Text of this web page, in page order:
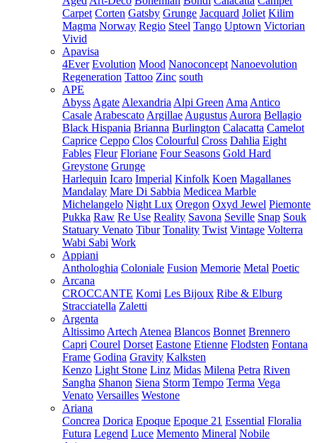
Carpet Corten Gatsby Grunge Jacquard Joliet Kilim
Magma Norway Regio Steel Tango Uptown Victorian
Vivid
Apavisa
4Ever Evolution Mood Nanoconcept Nanoevolution
Regeneration Tattoo Zinc south
APE
Abyss Agate Alexandria Alpi Green Ama Antico
Casale Arabescato Argillae Augustus Aurora Bellagio
Black Hispania Brianna Burlington Calacatta Camelot
Caprice Ceppo Clos Colourful Cross Dahlia Eight
Fables Fleur Floriane Four Seasons Gold Hard
Greystone Grunge
Harlequin Icaro Imperial Kinfolk Koen Magallanes
Mandalay Mare Di Sabbia Medicea Marble
Michelangelo Night Lux Oregon Oxyd Jewel Piemonte
Pukka Raw Re Use Reality Savona Seville Snap Souk
Statuary Venato Tibur Tonality Twist Vintage Volterra
Wabi Sabi Work
Appiani
Anthologhia Coloniale Fusion Memorie Metal Poetic
Arcana
CROCCANTE Komi Les Bijoux Ribe & Elburg
Stracciatella Zaletti
Argenta
Altissimo Artech Atenea Blancos Bonnet Brennero
Capri Courel Dorset Eastone Etienne Flodsten Fontana
Frame Godina Gravity Kalksten
Kenzo Light Stone Linz Midas Milena Petra Riven
Sangha Shanon Siena Storm Tempo Terma Vega
Venato Versailles Westone
Ariana
Concrea Dorica Epoque Epoque 21 Essential Floralia
Futura Legend Luce Memento Mineral Nobile